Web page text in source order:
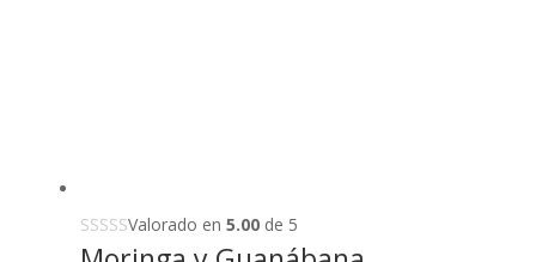
Valorado en 5.00de 5